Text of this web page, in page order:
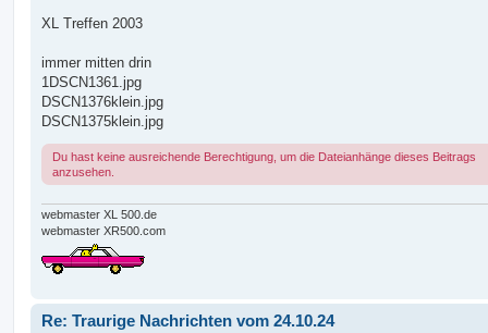
XL Treffen 2003
immer mitten drin
1DSCN1361.jpg
DSCN1376klein.jpg
DSCN1375klein.jpg
Du hast keine ausreichende Berechtigung, um die Dateianhänge dieses Beitrags
anzusehen.
webmaster XL 500.de
webmaster XR500.com
Re: Traurige Nachrichten vom 24.10.24